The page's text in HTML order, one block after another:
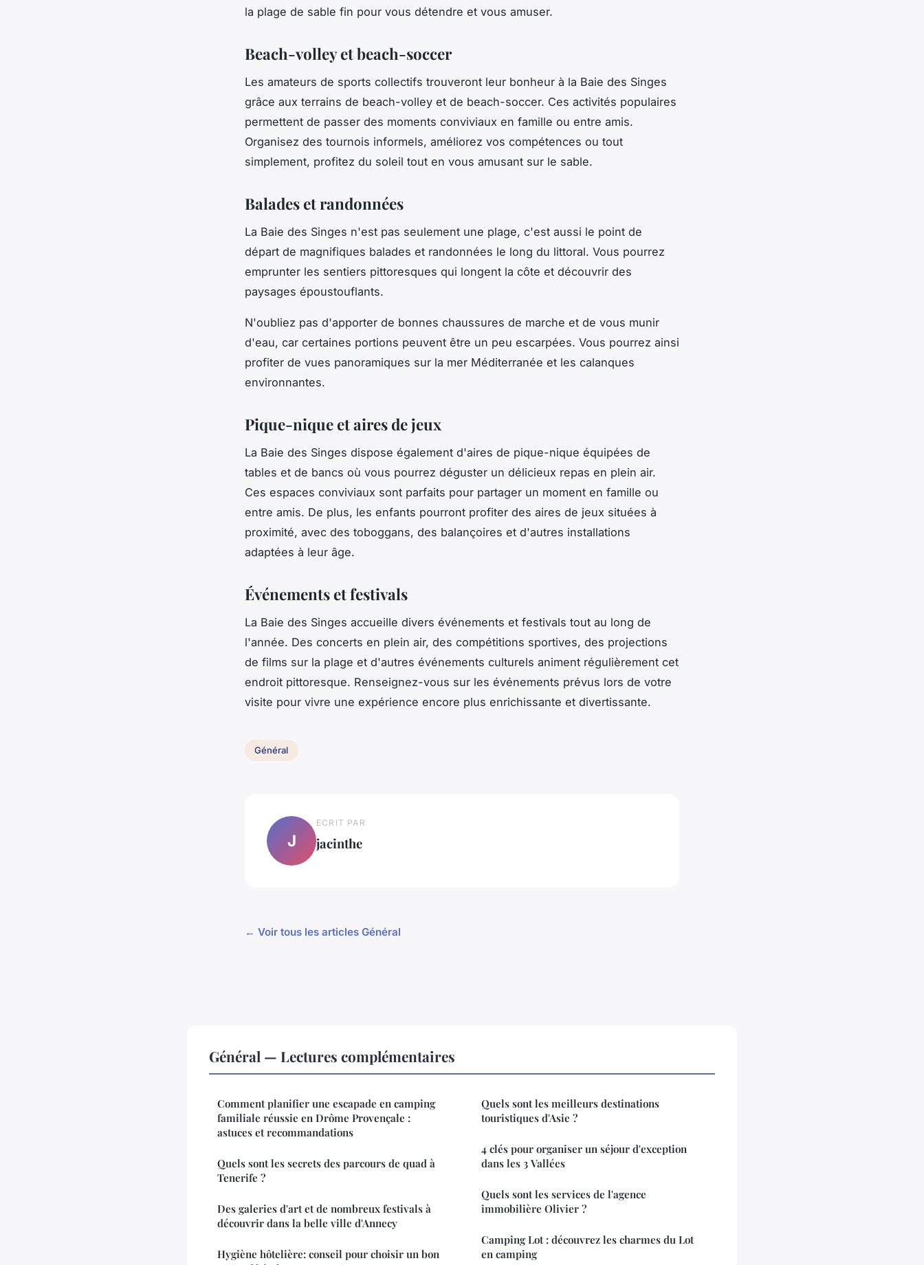
la plage de sable fin pour vous détendre et vous amuser.
Beach-volley et beach-soccer
Les amateurs de sports collectifs trouveront leur bonheur à la Baie des Singes
grâce aux terrains de beach-volley et de beach-soccer. Ces activités populaires
permettent de passer des moments conviviaux en famille ou entre amis.
Organisez des tournois informels, améliorez vos compétences ou tout
simplement, profitez du soleil tout en vous amusant sur le sable.
Balades et randonnées
La Baie des Singes n'est pas seulement une plage, c'est aussi le point de
départ de magnifiques balades et randonnées le long du littoral. Vous pourrez
emprunter les sentiers pittoresques qui longent la côte et découvrir des
paysages époustouflants.
N'oubliez pas d'apporter de bonnes chaussures de marche et de vous munir
d'eau, car certaines portions peuvent être un peu escarpées. Vous pourrez ainsi
profiter de vues panoramiques sur la mer Méditerranée et les calanques
environnantes.
Pique-nique et aires de jeux
La Baie des Singes dispose également d'aires de pique-nique équipées de
tables et de bancs où vous pourrez déguster un délicieux repas en plein air.
Ces espaces conviviaux sont parfaits pour partager un moment en famille ou
entre amis. De plus, les enfants pourront profiter des aires de jeux situées à
proximité, avec des toboggans, des balançoires et d'autres installations
adaptées à leur âge.
Événements et festivals
La Baie des Singes accueille divers événements et festivals tout au long de
l'année. Des concerts en plein air, des compétitions sportives, des projections
de films sur la plage et d'autres événements culturels animent régulièrement cet
endroit pittoresque. Renseignez-vous sur les événements prévus lors de votre
visite pour vivre une expérience encore plus enrichissante et divertissante.
Général
J
ECRIT PAR
jacinthe
← Voir tous les articles Général
Général — Lectures complémentaires
Comment planifier une escapade en camping
familiale réussie en Drôme Provençale :
astuces et recommandations
Quels sont les secrets des parcours de quad à
Tenerife ?
Des galeries d'art et de nombreux festivals à
découvrir dans la belle ville d'Annecy
Hygiène hôtelière: conseil pour choisir un bon
Quels sont les meilleurs destinations
touristiques d'Asie ?
4 clés pour organiser un séjour d'exception
dans les 3 Vallées
Quels sont les services de l'agence
immobilière Olivier ?
Camping Lot : découvrez les charmes du Lot
en camping